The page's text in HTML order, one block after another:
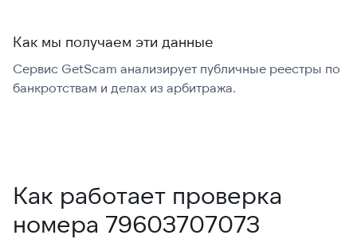
Как мы получаем эти данные
Сервис GetScam анализирует публичные реестры по
банкротствам и делах из арбитража.
Как работает проверка
номера 79603707073